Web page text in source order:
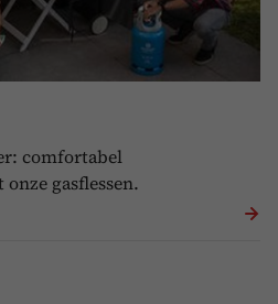
comfortabel
gasflessen.